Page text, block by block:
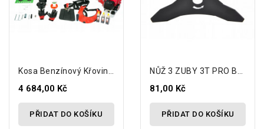
Kosa Benzínový Křovinořez...
4 684,00 Kč
PŘIDAT DO KOŠÍKU
NŮŽ 3 ZUBY 3T PRO BENZÍNOVOU KOSU
81,00 Kč
PŘIDAT DO KOŠÍKU